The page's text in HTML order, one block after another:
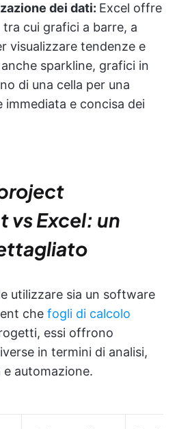
dei dati: Excel offre
cui grafici a barre, a
visualizzare tendenze e
sparkline, grafici in
di una cella per una
immediata e concisa dei
vs Excel: un
utilizzare sia un software
che fogli di calcolo
essi offrono
in termini di analisi,
automazione.